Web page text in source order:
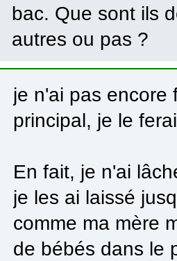
bac. Que sont ils
autres ou pas ?
je n'ai pas encore
principal, je le
En fait, je n'ai
je les ai laissé
comme ma mère
de bébés dans le